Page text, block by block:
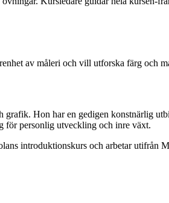
av måleri och vill utforska färg och
Hon har en gedigen konstnärlig
för personlig utveckling och inre växt.
introduktionskurs och arbetar utifrån